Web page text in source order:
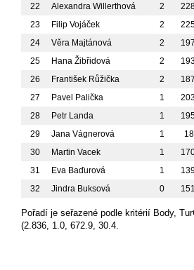
22
Alexandra Willerthová 2
23
Filip Vojáček 2
24
Věra Majtánová 2
25
Hana Žibřidová 2
26
František Růžička 2
27
Pavel Palička 1
28
Petr Landa 1
29
Jana Vágnerová 1
30
Martin Vacek 1
31
Eva Baďurová 1
32
Jindra Buksová 0
Pořadí je seřazené podle kritérií Body,
(2.836, 1.0, 672.9, 30.4.